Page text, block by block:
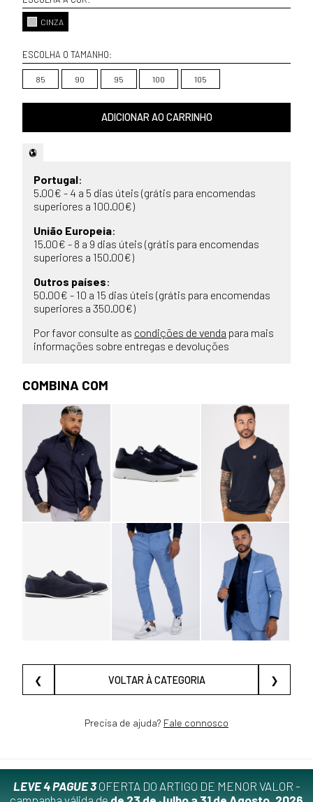
CINZA
ESCOLHA O TAMANHO:
85 90 95 100 105
ADICIONAR AO CARRINHO
Portugal:
5.00€ - 4 a 5 dias úteis (grátis para encomendas
superiores a 100.00€)
União Europeia:
15.00€ - 8 a 9 dias úteis (grátis para encomendas
superiores a 150.00€)
Outros países:
50.00€ - 10 a 15 dias úteis (grátis para encomendas
superiores a 350.00€)
Por favor consulte as condições de venda para mais
informações sobre entregas e devoluções
COMBINA COM
❮ VOLTAR À CATEGORIA ❯
Precisa de ajuda? Fale connosco
LEVE 4 PAGUE 3OFERTA DO ARTIGO DE MENOR VALOR -